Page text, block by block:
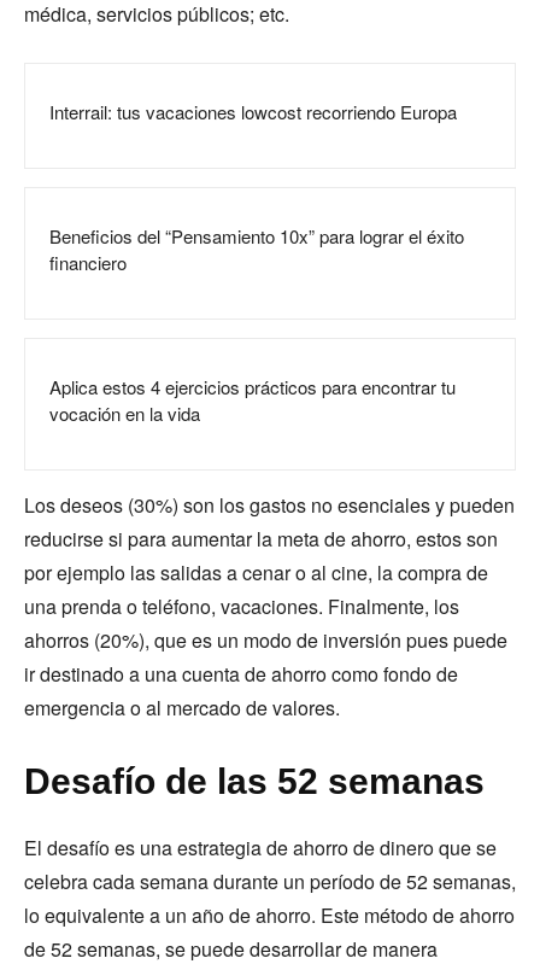
médica, servicios públicos; etc.
Interrail: tus vacaciones lowcost recorriendo Europa
Beneficios del “Pensamiento 10x” para lograr el éxito
financiero
Aplica estos 4 ejercicios prácticos para encontrar tu
vocación en la vida
Los deseos (30%) son los gastos no esenciales y pueden
reducirse si para aumentar la meta de ahorro, estos son
por ejemplo las salidas a cenar o al cine, la compra de
una prenda o teléfono, vacaciones. Finalmente, los
ahorros (20%), que es un modo de inversión pues puede
ir destinado a una cuenta de ahorro como fondo de
emergencia o al mercado de valores.
Desafío de las 52 semanas
El desafío es una estrategia de ahorro de dinero que se
celebra cada semana durante un período de 52 semanas,
lo equivalente a un año de ahorro. Este método de ahorro
de 52 semanas, se puede desarrollar de manera